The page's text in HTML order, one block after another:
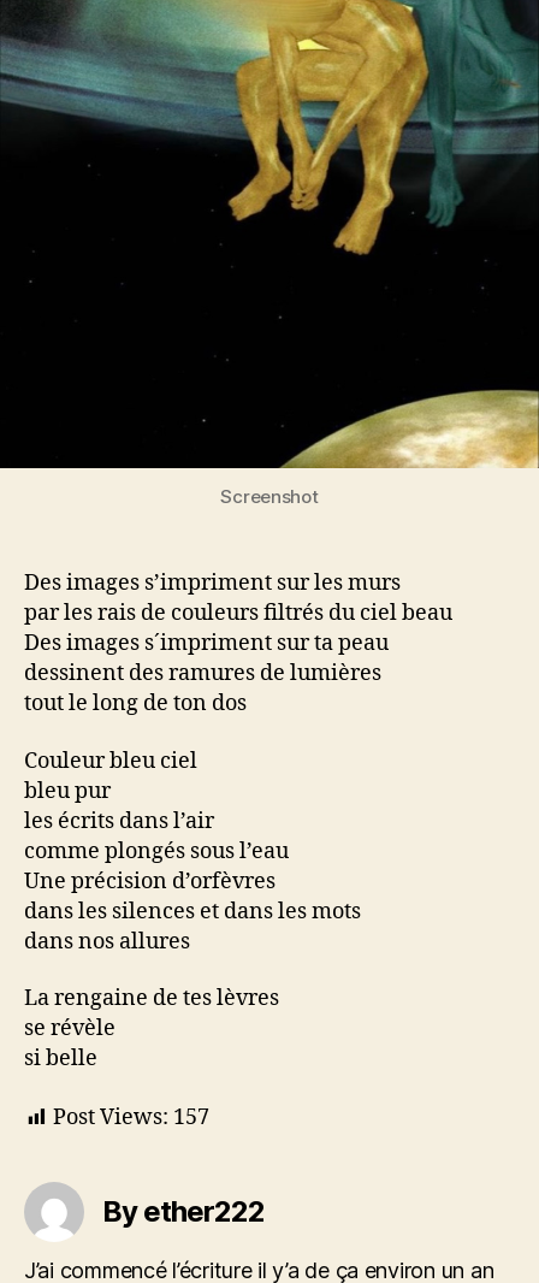
Screenshot
Des images s’impriment sur les murs
par les rais de couleurs filtrés du ciel beau
Des images s´impriment sur ta peau
dessinent des ramures de lumières
tout le long de ton dos
Couleur bleu ciel
bleu pur
les écrits dans l’air
comme plongés sous l’eau
Une précision d’orfèvres
dans les silences et dans les mots
dans nos allures
La rengaine de tes lèvres
se révèle
si belle
Post Views: 157
By ether222
J’ai commencé l’écriture il y’a de ça environ un an